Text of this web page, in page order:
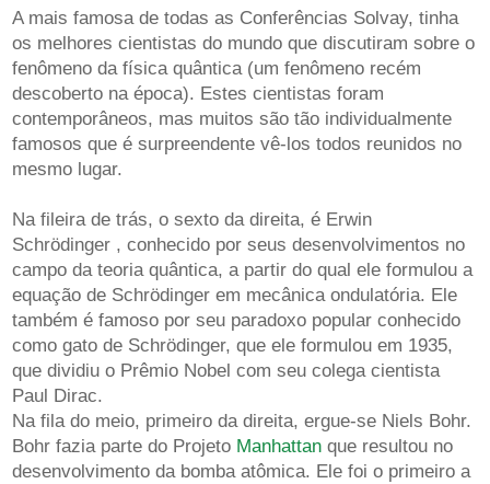
A mais famosa de todas as Conferências Solvay, tinha
os melhores cientistas do mundo que discutiram sobre o
fenômeno da física quântica (um fenômeno recém
descoberto na época). Estes cientistas foram
contemporâneos, mas muitos são tão individualmente
famosos que é surpreendente vê-los todos reunidos no
mesmo lugar.
Na fileira de trás, o sexto da direita, é Erwin
Schrödinger , conhecido por seus desenvolvimentos no
campo da teoria quântica, a partir do qual ele formulou a
equação de Schrödinger em mecânica ondulatória. Ele
também é famoso por seu paradoxo popular conhecido
como gato de Schrödinger, que ele formulou em 1935,
que dividiu o Prêmio Nobel com seu colega cientista
Paul Dirac.
Na fila do meio, primeiro da direita, ergue-se Niels Bohr.
Bohr fazia parte do Projeto Manhattanque resultou no
desenvolvimento da bomba atômica. Ele foi o primeiro a